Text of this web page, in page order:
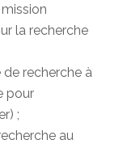
la recherche
de recherche à
pour
;
au